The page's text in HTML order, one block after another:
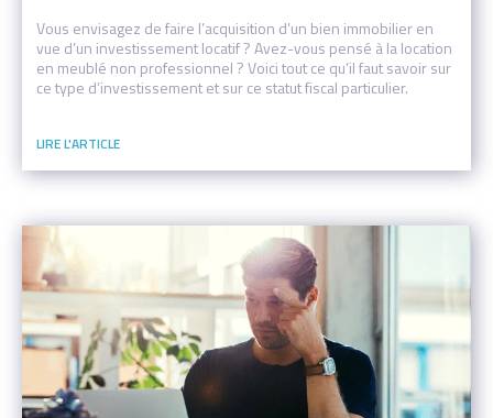
Vous envisagez de faire l’acquisition d’un bien immobilier en
vue d’un investissement locatif ? Avez-vous pensé à la location
en meublé non professionnel ? Voici tout ce qu’il faut savoir sur
ce type d’investissement et sur ce statut fiscal particulier.